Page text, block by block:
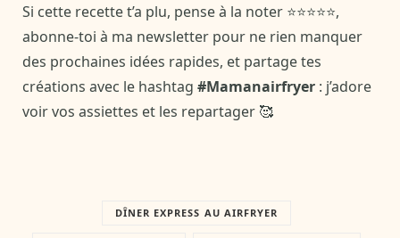
Si cette recette t’a plu, pense à la noter ⭐️⭐️⭐️⭐️⭐️,
abonne-toi à ma newsletter pour ne rien manquer
des prochaines idées rapides, et partage tes
créations avec le hashtag #Mamanairfryer : j’adore
voir vos assiettes et les repartager 🥰
DÎNER EXPRESS AU AIRFRYER